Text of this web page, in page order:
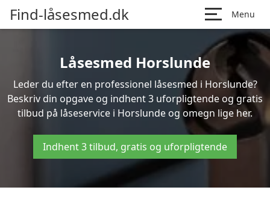
Find-låsesmed.dk Menu
Låsesmed Horslunde
Leder du efter en professionel låsesmed i Horslunde?
Beskriv din opgave og indhent 3 uforpligtende og gratis
tilbud på låseservice i Horslunde og omegn lige her.
Indhent 3 tilbud, gratis og uforpligtende